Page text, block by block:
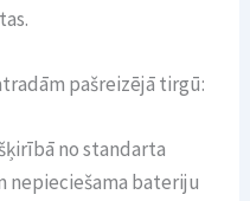
pašreizējā tirgū:
no standarta
nepieciešama bateriju